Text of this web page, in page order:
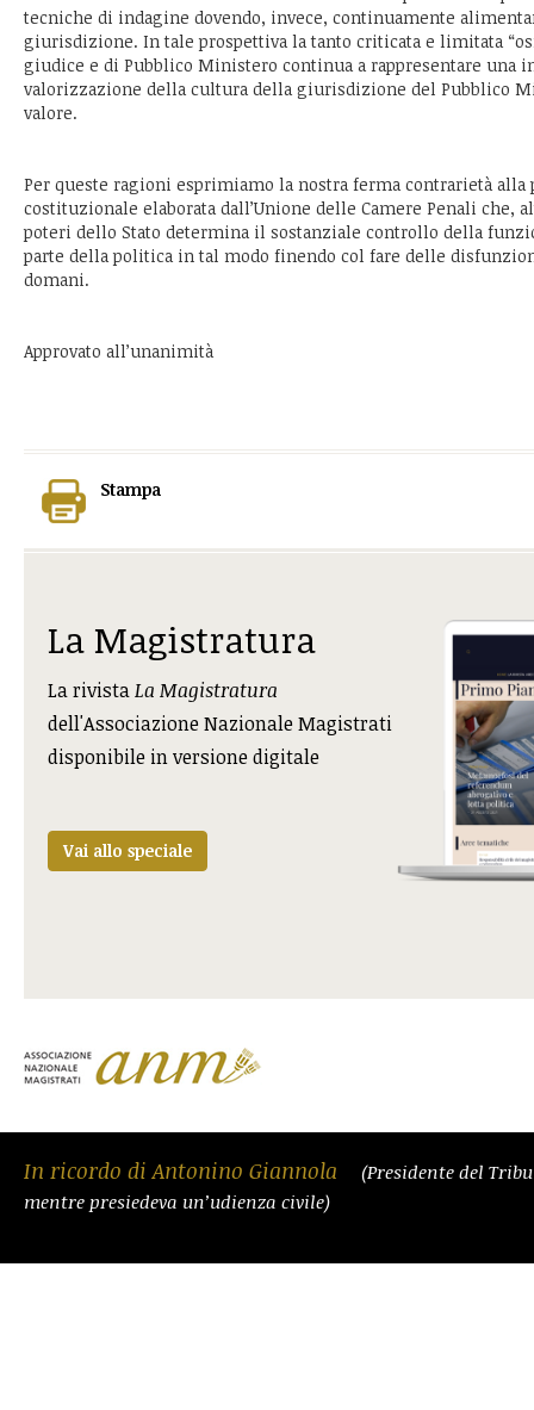
tecniche di indagine dovendo, invece, continuamente
giurisdizione. In tale prospettiva la tanto criticata e limitata
giudice e di Pubblico Ministero continua a rappresentare una
valorizzazione della cultura della giurisdizione del Pubblico
valore.
Per queste ragioni esprimiamo la nostra ferma contrarietà alla
costituzionale elaborata dall’Unione delle Camere Penali che,
poteri dello Stato determina il sostanziale controllo della
parte della politica in tal modo finendo col fare delle
domani.
Approvato all’unanimità
Stampa
La Magistratura
La rivistaLa Magistratura
dell'Associazione Nazionale Magistrati
disponibile in versione digitale
Vai allo speciale
In ricordo di Antonino Giannola
(Presidente del
mentre presiedeva un’udienza civile)